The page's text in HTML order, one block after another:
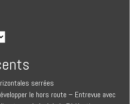
serrées
le hors route – Entrevue avec